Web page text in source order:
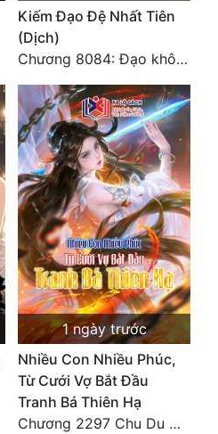
Kiếm Đạo Đệ Nhất Tiên
(Dịch)
Chương 8084: Đạo không bờ bến (Đại kết cục) (10)
1 ngày trước
Nhiều Con Nhiều Phúc,
Từ Cưới Vợ Bắt Đầu
Tranh Bá Thiên Hạ
Chương 2297 Chu Du Du mang thai